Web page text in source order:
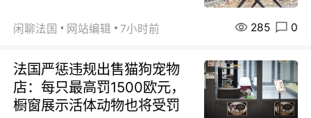
闲聊法国 网站编辑 7小时前 285 0
法国严惩违规出售猫狗宠物
店：每只最高罚1500欧元，
橱窗展示活体动物也将受罚